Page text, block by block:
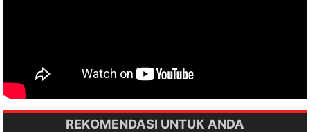
REKOMENDASI UNTUK ANDA